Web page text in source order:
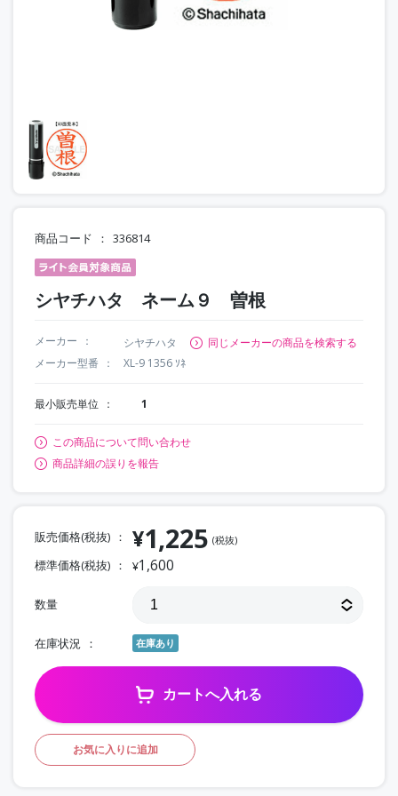
商品コード 336814
シヤチハタ ネーム９ 曽根
メーカー シヤチハタ
同じメーカーの商品を検索する
メーカー型番
XL-9 1356 ｿﾈ
最小販売単位 1
この商品について問い合わせ
商品詳細の誤りを報告
販売価格(税抜) ¥1,225 (税抜)
標準価格(税抜) ¥1,600
数量
在庫状況 在庫あり
カートへ入れる
お気に入りに追加